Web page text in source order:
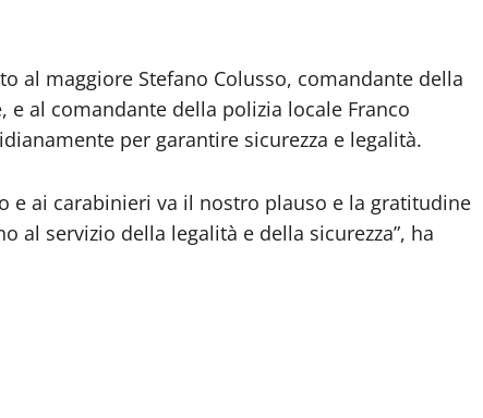
al maggiore Stefano Colusso, comandante della
al comandante della polizia locale Franco
per garantire sicurezza e legalità.
e ai carabinieri va il nostro plauso e la gratitudine
al servizio della legalità e della sicurezza”, ha